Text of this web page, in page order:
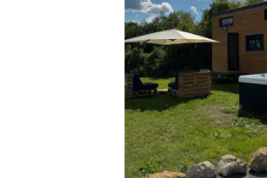
uit 5, 58 recensies